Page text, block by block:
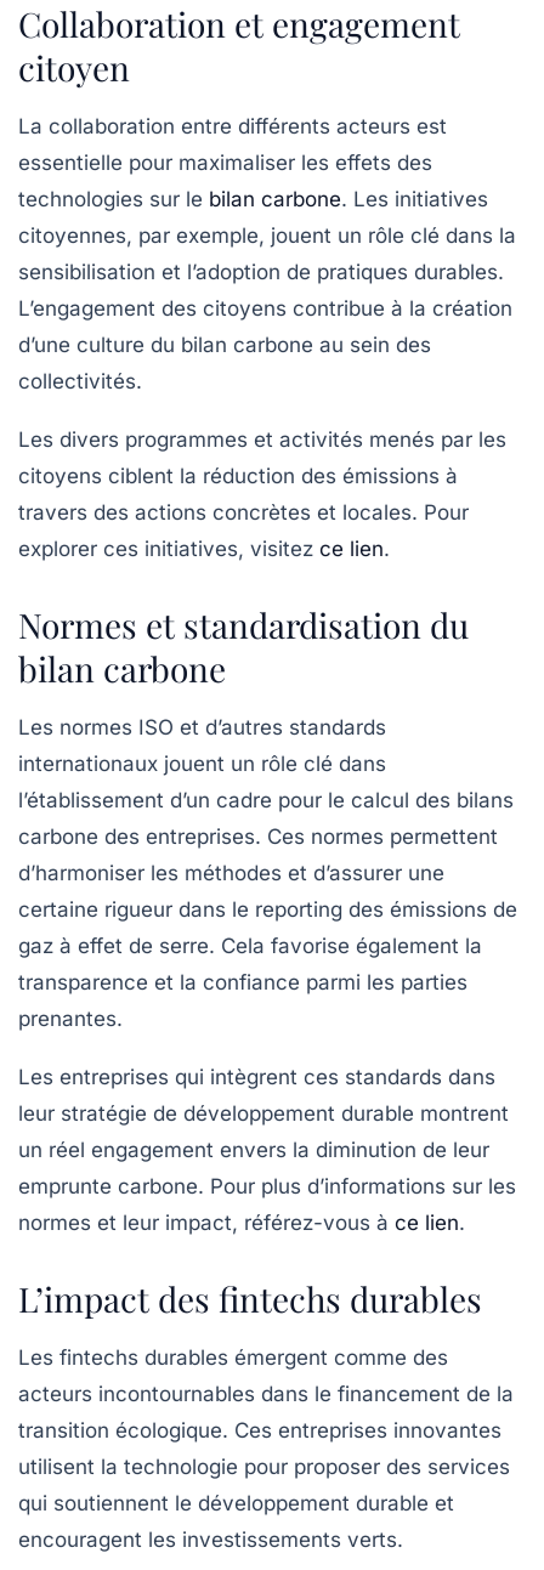
Collaboration et engagement
citoyen
La collaboration entre différents acteurs est
essentielle pour maximaliser les effets des
technologies sur le bilan carbone. Les initiatives
citoyennes, par exemple, jouent un rôle clé dans la
sensibilisation et l’adoption de pratiques durables.
L’engagement des citoyens contribue à la création
d’une culture du bilan carbone au sein des
collectivités.
Les divers programmes et activités menés par les
citoyens ciblent la réduction des émissions à
travers des actions concrètes et locales. Pour
explorer ces initiatives, visitez ce lien.
Normes et standardisation du
bilan carbone
Les normes ISO et d’autres standards
internationaux jouent un rôle clé dans
l’établissement d’un cadre pour le calcul des bilans
carbone des entreprises. Ces normes permettent
d’harmoniser les méthodes et d’assurer une
certaine rigueur dans le reporting des émissions de
gaz à effet de serre. Cela favorise également la
transparence et la confiance parmi les parties
prenantes.
Les entreprises qui intègrent ces standards dans
leur stratégie de développement durable montrent
un réel engagement envers la diminution de leur
emprunte carbone. Pour plus d’informations sur les
normes et leur impact, référez-vous à ce lien.
L’impact des fintechs durables
Les fintechs durables émergent comme des
acteurs incontournables dans le financement de la
transition écologique. Ces entreprises innovantes
utilisent la technologie pour proposer des services
qui soutiennent le développement durable et
encouragent les investissements verts.